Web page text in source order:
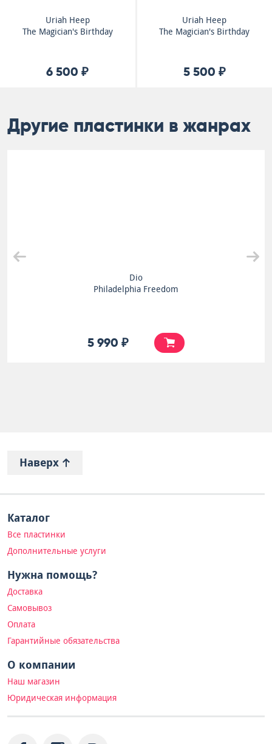
Uriah Heep
The Magician's Birthday
6 500 ₽
Uriah Heep
The Magician's Birthday
5 500 ₽
Другие пластинки в жанрах
Dio
Philadelphia Freedom
5 990 ₽
Наверх
Каталог
Все пластинки
Дополнительные услуги
Нужна помощь?
Доставка
Самовывоз
Оплата
Гарантийные обязательства
О компании
Наш магазин
Юридическая информация